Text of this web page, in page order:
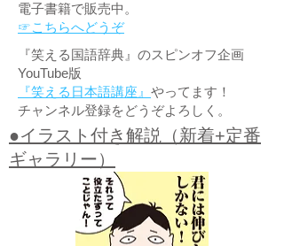
電子書籍で販売中。
☞こちらへどうぞ
『笑える国語辞典』のスピンオフ企画
YouTube版
『笑える日本語講座』 やってます！
チャンネル登録をどうぞよろしく。
●イラスト付き解説（新着+定番
ギャラリー）